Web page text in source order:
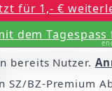
Zuschuss
für 1,- €
dem Tagespass
bereits Nutzer.
SZ/BZ-Premium